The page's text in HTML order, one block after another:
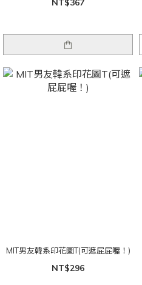
NT$367
MIT男友韓系印花圖T(可遮屁屁喔！)
NT$296